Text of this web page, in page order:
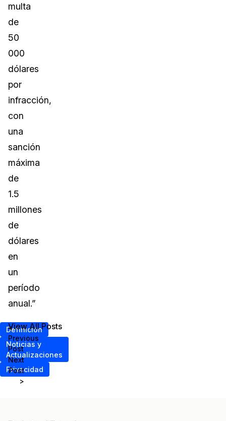
multa
de
50
000
dólares
por
infracción,
con
una
sanción
máxima
de
1.5
millones
de
dólares
en
un
período
anual.”
Definición
Noticias y
Actualizaciones
Privacidad
<
Previous
Post
Next
Post
>
View All Posts